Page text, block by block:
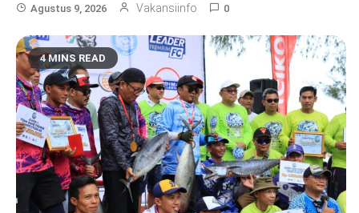
Agustus 9, 2026 Vakansiinfo 0
4 MINS READ